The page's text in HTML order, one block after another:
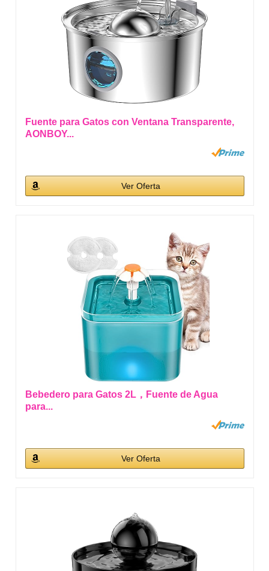
Fuente para Gatos con Ventana Transparente,
AONBOY...
Ver Oferta
Bebedero para Gatos 2L，Fuente de Agua
para...
Ver Oferta